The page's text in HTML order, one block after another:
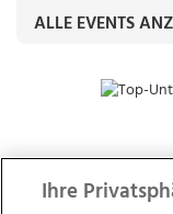
ALLE EVENTS
ZUR
Ihre